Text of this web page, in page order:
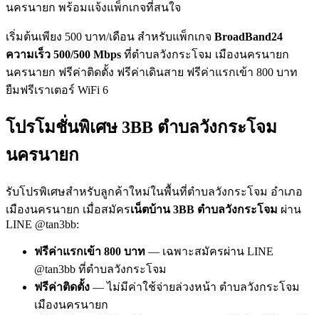
นครนายก พร้อมแจ้งแพ็กเกจที่สนใจ
เริ่มต้นเพียง 500 บาท/เดือน สำหรับแพ็กเกจ BroadBand24
ความเร็ว 500/500 Mbps ที่ตำบลวังกระโจม เมืองนครนายก
นครนายก ฟรีค่าติดตั้ง ฟรีค่าเดินสาย ฟรีค่าแรกเข้า 800 บาท
ยืมฟรีเราเตอร์ WiFi 6
โปรโมชั่นพิเศษ 3BB ตำบลวังกระโจม
นครนายก
รับโปรพิเศษสำหรับลูกค้าใหม่ในพื้นที่ตำบลวังกระโจม อำเภอ
เมืองนครนายก เมื่อสมัครเน็ตบ้าน 3BB ตำบลวังกระโจม ผ่าน
LINE @tan3bb:
ฟรีค่าแรกเข้า 800 บาท — เฉพาะสมัครผ่าน LINE
@tan3bb ที่ตำบลวังกระโจม
ฟรีค่าติดตั้ง — ไม่มีค่าใช้จ่ายล่วงหน้า ตำบลวังกระโจม
เมืองนครนายก